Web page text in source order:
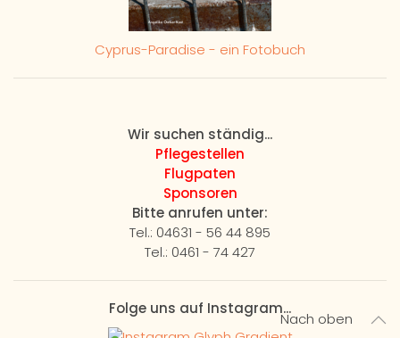
Cyprus-Paradise - ein Fotobuch
Wir suchen ständig...
Pflegestellen
Flugpaten
Sponsoren
Bitte anrufen unter:
Tel.: 04631 - 56 44 895
Tel.: 0461 - 74 427
Folge uns auf Instagram...
Nach oben